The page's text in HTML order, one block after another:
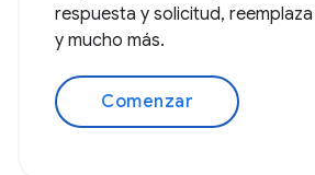
respuesta y solicitud,
y mucho más.
Comenzar